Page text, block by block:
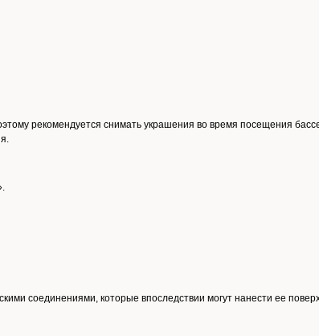
рекомендуется снимать украшения во время посещения
соединениями, которые впоследствии могут нанести ее